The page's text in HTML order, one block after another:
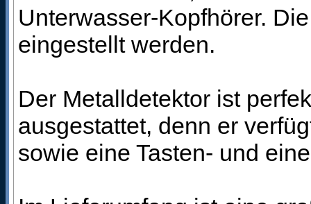
Unterwasser-Kopfhörer.
eingestellt werden.
Der Metalldetektor ist
ausgestattet, denn er
sowie eine Tasten- und